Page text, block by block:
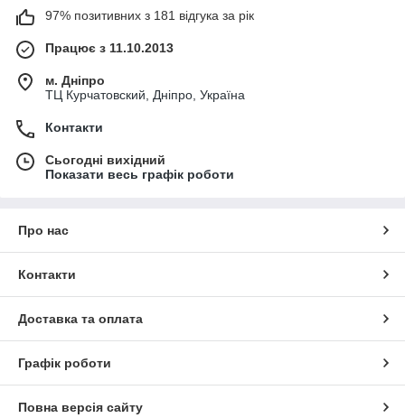
97% позитивних з 181 відгука за рік
Працює з 11.10.2013
м. Дніпро
ТЦ Курчатовский, Дніпро, Україна
Контакти
Сьогодні вихідний
Показати весь графік роботи
Про нас
Контакти
Доставка та оплата
Графік роботи
Повна версія сайту